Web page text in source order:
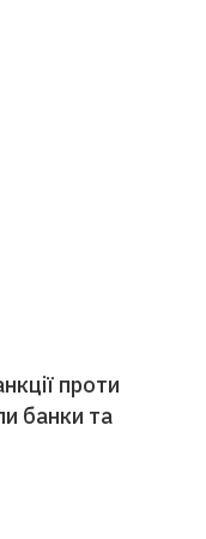
проти
банки та